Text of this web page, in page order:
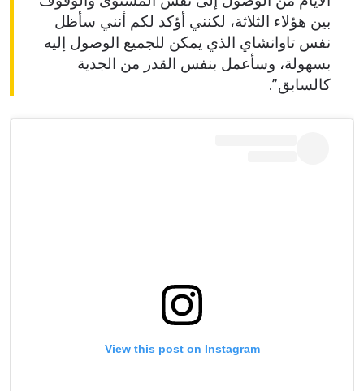
بين هؤلاء الثلاثة، لكنني أؤكد لكم أنني سأظل
نفس تاوانشاي الذي يمكن للجميع الوصول إليه
بسهولة، وسأعمل بنفس القدر من الجدية
كالسابق”.
View this post on Instagram
شاهد أبرز اللقطات
إشترك
بإرسال هذا النموذج، فإنك توافق على جمعنا لمعلوماتك
يمكنك إلغاء الاشتراك في هذه المنشورات في أي وقت.